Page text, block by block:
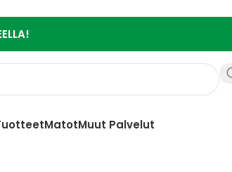
MatotMuut Palvelut